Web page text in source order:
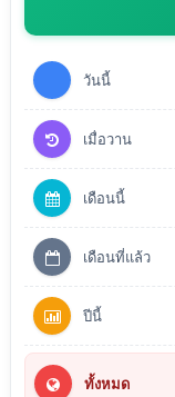
วันนี้
เมื่อวาน
เดือนนี้
เดือนที่แล้ว
ปีนี้
ทั้งหมด